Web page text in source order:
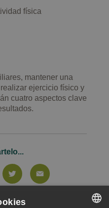
física
mantener una
ejercicio físico y
cuatro aspectos clave